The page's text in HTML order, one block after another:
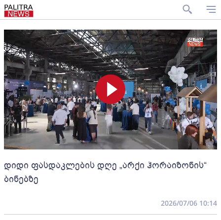
დიდი ფასდაკლების დღე „არქი ჰორაიზონის“
ბინებზე
2026/07/06 10:14